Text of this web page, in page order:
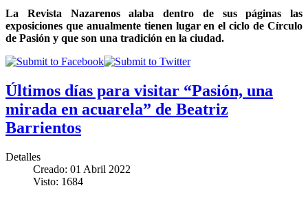
La Revista Nazarenos alaba dentro de sus páginas las
exposiciones que anualmente tienen lugar en el ciclo de Círculo
de Pasión y que son una tradición en la ciudad.
Últimos días para visitar “Pasión, una
mirada en acuarela” de Beatriz
Barrientos
Detalles
Creado: 01 Abril 2022
Visto: 1684